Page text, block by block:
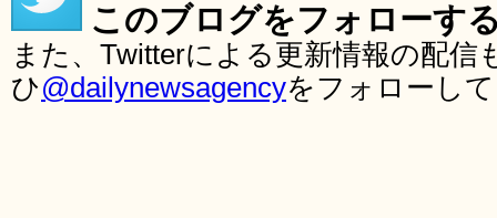
このブログをフォローす
また、Twitterによる更新情報の配
ひ@dailynewsagencyをフォローし